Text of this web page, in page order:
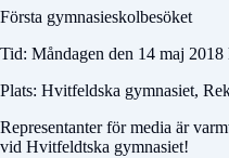
Första gymnasieskolbesöket
Tid: Måndagen den 14 maj
Plats: Hvitfeldska gymnasiet,
Representanter för media är
vid Hvitfeldtska gymnasiet!